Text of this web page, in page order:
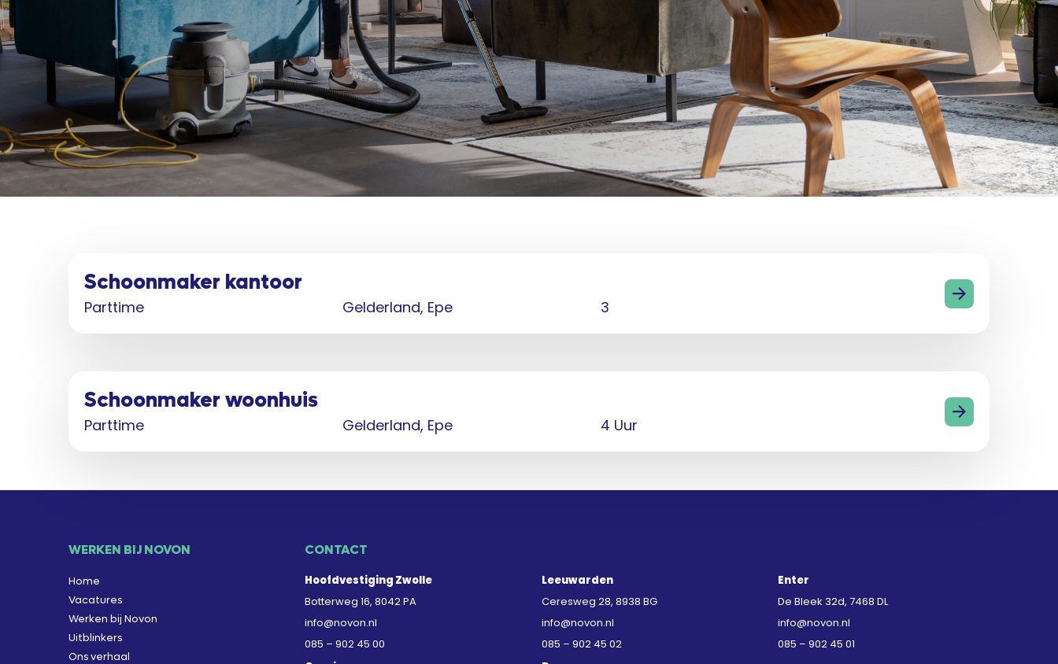
Schoonmaker kantoor
Parttime Gelderland, Epe 3
Schoonmaker woonhuis
Parttime Gelderland, Epe 4 Uur
WERKEN BIJ NOVON
Home
Vacatures
Werken bij Novon
Uitblinkers
Ons verhaal
CONTACT
Hoofdvestiging Zwolle
Botterweg 16, 8042 PA
info@novon.nl
085 – 902 45 00
Leeuwarden
Ceresweg 28, 8938 BG
info@novon.nl
085 – 902 45 02
Enter
De Bleek 32d, 7468 DL
info@novon.nl
085 – 902 45 01